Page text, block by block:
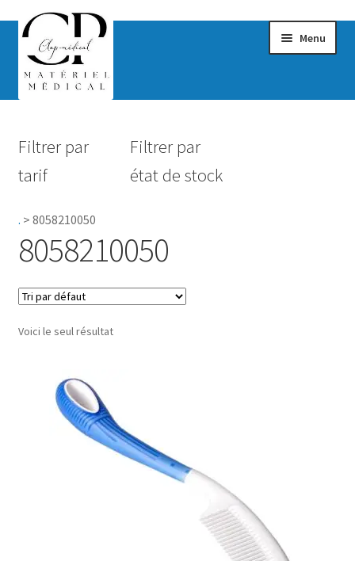
Menu
Hygiène
Accessoires Salle de bain
Sécurité
Filtrer par
tarif
Filtrer par
état de stock
. > 8058210050
8058210050
Voici le seul résultat